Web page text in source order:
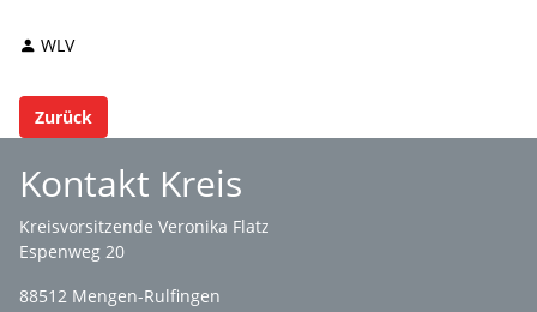
WLV
Zurück
Kontakt Kreis
Kreisvorsitzende Veronika Flatz
Espenweg 20
88512 Mengen-Rulfingen